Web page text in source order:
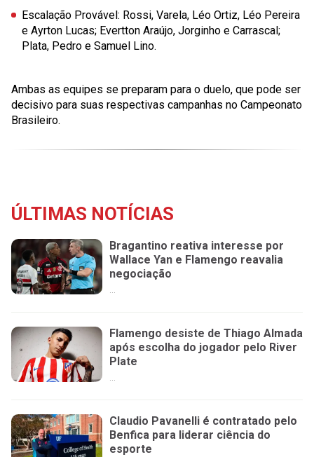
Escalação Provável: Rossi, Varela, Léo Ortiz, Léo Pereira
e Ayrton Lucas; Evertton Araújo, Jorginho e Carrascal;
Plata, Pedro e Samuel Lino.
Ambas as equipes se preparam para o duelo, que pode ser
decisivo para suas respectivas campanhas no Campeonato
Brasileiro.
ÚLTIMAS NOTÍCIAS
Bragantino reativa interesse por
Wallace Yan e Flamengo reavalia
negociação
...
Flamengo desiste de Thiago Almada
após escolha do jogador pelo River
Plate
...
Claudio Pavanelli é contratado pelo
Benfica para liderar ciência do
esporte